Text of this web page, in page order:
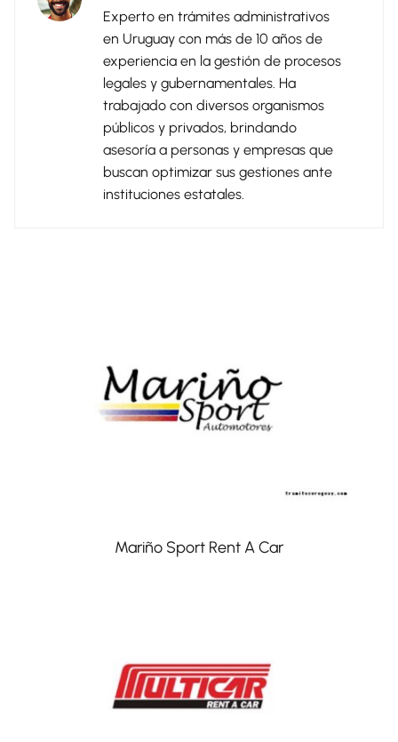
Experto en trámites administrativos
en Uruguay con más de 10 años de
experiencia en la gestión de procesos
legales y gubernamentales. Ha
trabajado con diversos organismos
públicos y privados, brindando
asesoría a personas y empresas que
buscan optimizar sus gestiones ante
instituciones estatales.
Mariño Sport Rent A Car